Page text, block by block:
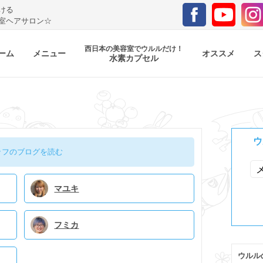
る
ヘアサロン☆
ム メニュー 西日本の美容室でウルルだけ！
水素カプセル オススメ
のブログを読む
マユキ
フミカ
ウルル